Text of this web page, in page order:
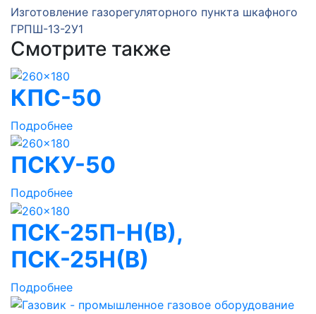
Изготовление газорегуляторного пункта шкафного
ГРПШ-13-2У1
Смотрите также
КПС-50
Подробнее
ПСКУ-50
Подробнее
ПСК-25П-Н(В),
ПСК-25Н(В)
Подробнее